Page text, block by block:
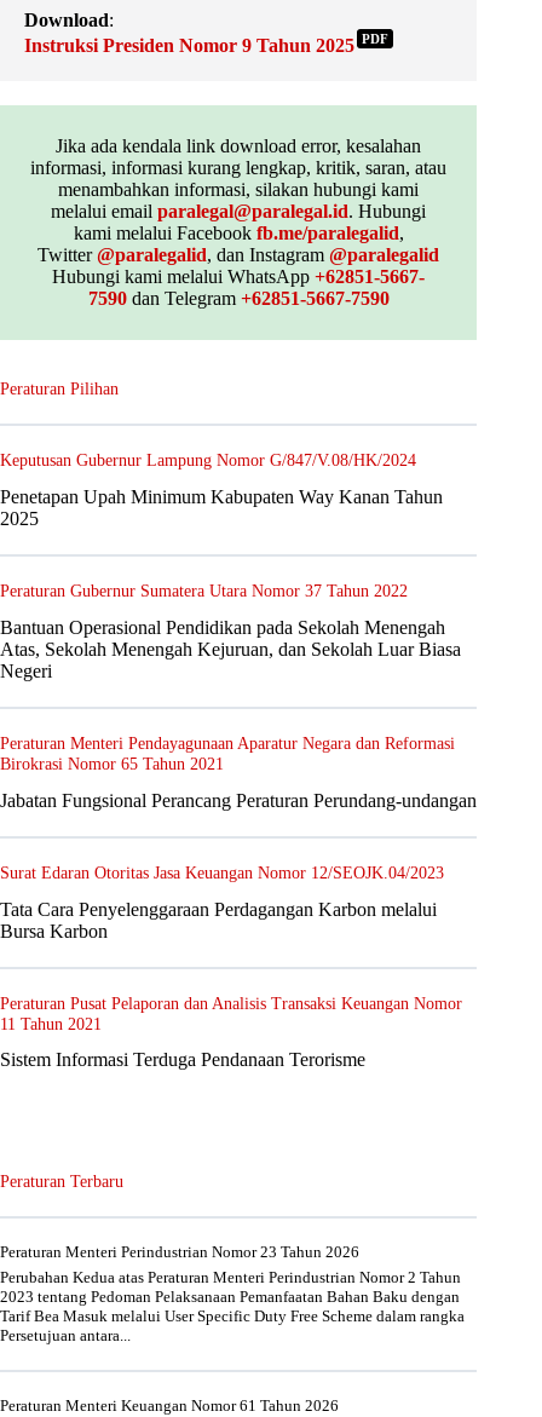
Download:
Instruksi Presiden Nomor 9 Tahun 2025 PDF
Jika ada kendala link download error, kesalahan
informasi, informasi kurang lengkap, kritik, saran, atau
menambahkan informasi, silakan hubungi kami
melalui emailparalegal@paralegal.id. Hubungi
kami melalui Facebook fb.me/paralegalid,
Twitter@paralegalid, dan Instagram@paralegalid
Hubungi kami melalui WhatsApp+62851-5667-
7590dan Telegram +62851-5667-7590
Peraturan Pilihan
Keputusan Gubernur Lampung Nomor G/847/V.08/HK/2024
Penetapan Upah Minimum Kabupaten Way Kanan Tahun
2025
Peraturan Gubernur Sumatera Utara Nomor 37 Tahun 2022
Bantuan Operasional Pendidikan pada Sekolah Menengah
Atas, Sekolah Menengah Kejuruan, dan Sekolah Luar Biasa
Negeri
Peraturan Menteri Pendayagunaan Aparatur Negara dan Reformasi
Birokrasi Nomor 65 Tahun 2021
Jabatan Fungsional Perancang Peraturan Perundang-undangan
Surat Edaran Otoritas Jasa Keuangan Nomor 12/SEOJK.04/2023
Tata Cara Penyelenggaraan Perdagangan Karbon melalui
Bursa Karbon
Peraturan Pusat Pelaporan dan Analisis Transaksi Keuangan Nomor
11 Tahun 2021
Sistem Informasi Terduga Pendanaan Terorisme
Peraturan Terbaru
Peraturan Menteri Perindustrian Nomor 23 Tahun 2026
Perubahan Kedua atas Peraturan Menteri Perindustrian Nomor 2 Tahun
2023 tentang Pedoman Pelaksanaan Pemanfaatan Bahan Baku dengan
Tarif Bea Masuk melalui User Specific Duty Free Scheme dalam rangka
Persetujuan antara...
Peraturan Menteri Keuangan Nomor 61 Tahun 2026